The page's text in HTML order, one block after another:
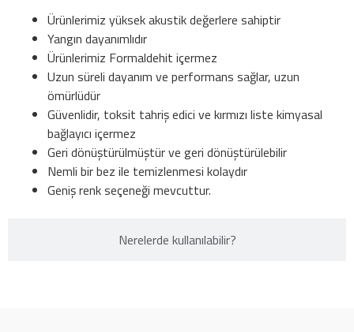
Nerelerde kullanılabilir?​
Ürünlerimiz yüksek akustik değerlere sahiptir
Yangın dayanımlıdır
Ürünlerimiz Formaldehit içermez
Uzun süreli dayanım ve performans sağlar, uzun
ömürlüdür
Güvenlidir, toksit tahriş edici ve kırmızı liste kimyasal
bağlayıcı içermez
Geri dönüştürülmüştür ve geri dönüştürülebilir
Nemli bir bez ile temizlenmesi kolaydır
Geniş renk seçeneği mevcuttur.